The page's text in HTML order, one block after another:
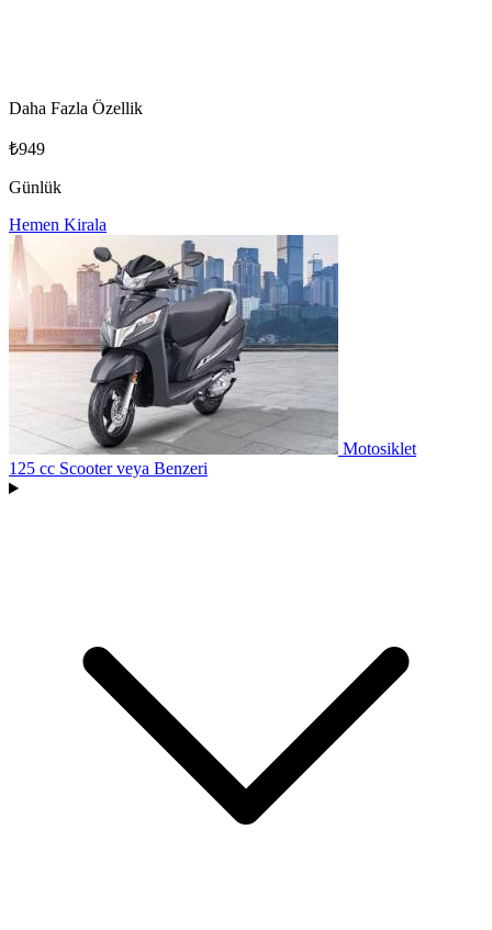
Daha Fazla Özellik
₺949
Günlük
Hemen Kirala
Motosiklet
125 cc Scooterveya Benzeri